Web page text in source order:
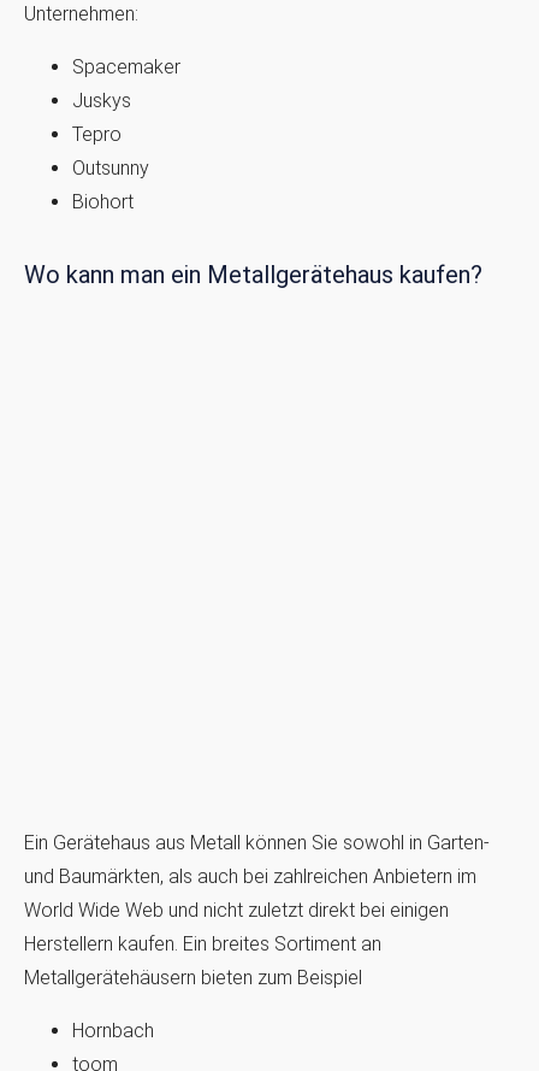
Unternehmen:
Spacemaker
Juskys
Tepro
Outsunny
Biohort
Wo kann man ein Metallgerätehaus kaufen?
Ein Gerätehaus aus Metall können Sie sowohl in Garten-
und Baumärkten, als auch bei zahlreichen Anbietern im
World Wide Web und nicht zuletzt direkt bei einigen
Herstellern kaufen. Ein breites Sortiment an
Metallgerätehäusern bieten zum Beispiel
Hornbach
toom